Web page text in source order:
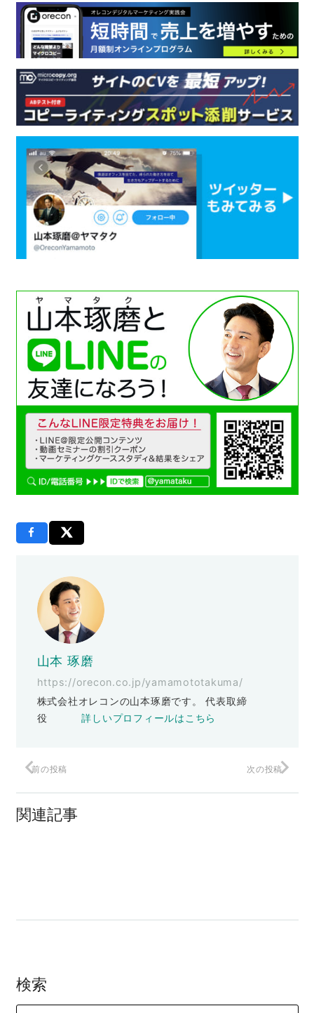
山本 琢磨
https://orecon.co.jp/yamamototakuma/
株式会社オレコンの山本琢磨です。 代表取締
役詳しいプロフィールはこちら
前の投稿 次の投稿
関連記事
【先行案内】2022年オレコンアカデミー
検索